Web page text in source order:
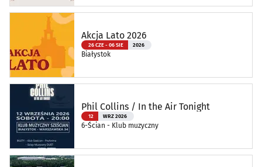
Akcja Lato 2026
26 CZE - 06 SIE 2026
Białystok
Phil Collins / In the Air Tonight
12 WRZ 2026
6-Ścian - Klub muzyczny